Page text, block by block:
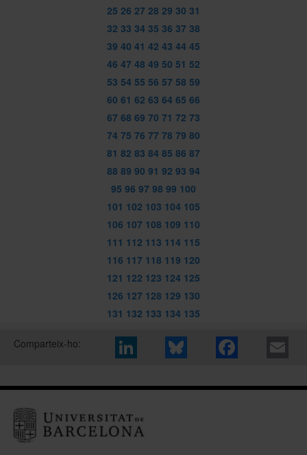
25 26 27 28 29 30 31
32 33 34 35 36 37 38
39 40 41 42 43 44 45
46 47 48 49 50 51 52
53 54 55 56 57 58 59
60 61 62 63 64 65 66
67 68 69 70 71 72 73
74 75 76 77 78 79 80
81 82 83 84 85 86 87
88 89 90 91 92 93 94
95 96 97 98 99 100
101 102 103 104 105
106 107 108 109 110
111 112 113 114 115
116 117 118 119 120
121 122 123 124 125
126 127 128 129 130
131 132 133 134 135
Comparteix-ho: